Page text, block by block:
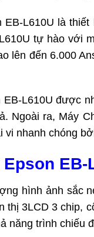
EB-L610U là
tự hào với
lên đến 6.000
EB-L610U được
Ngoài ra, Máy
vi nhanh chóng
Epson
hình ảnh sắc
thị 3LCD 3 chip,
năng trình chiếu